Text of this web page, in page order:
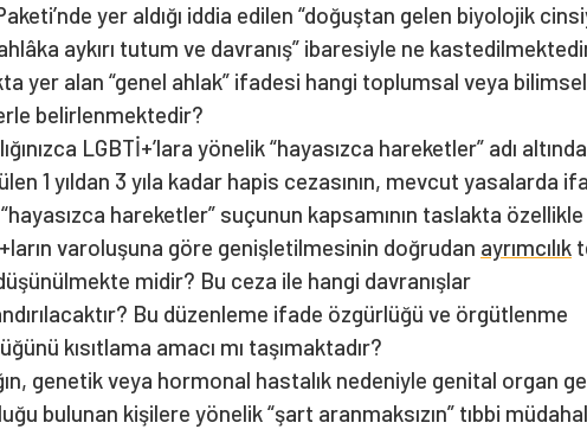
yer aldığı iddia edilen “doğuştan gelen biyolojik
aykırı tutum ve davranış” ibaresiyle ne
yer alan “genel ahlak” ifadesi hangi toplumsal veya bilimsel
belirlenmektedir?
LGBTİ+’lara yönelik “hayasızca hareketler” adı altında
1 yıldan 3 yıla kadar hapis cezasının, mevcut yasalarda
hareketler” suçunun kapsamının taslakta özellikle
varoluşuna göre genişletilmesinin doğrudan ayrımcılık
midir? Bu ceza ile hangi davranışlar
Bu düzenleme ifade özgürlüğü ve örgütlenme
kısıtlama amacı mı taşımaktadır?
genetik veya hormonal hastalık nedeniyle genital organ
bulunan kişilere yönelik “şart aranmaksızın” tıbbi